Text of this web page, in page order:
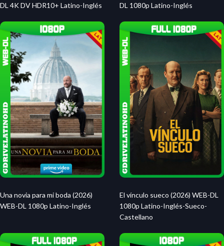
DL 4K DV HDR10+ Latino-Inglés
DL 1080p Latino-Inglés
Una novia para mi boda (2026)
WEB-DL 1080p Latino-Inglés
El vínculo sueco (2026) WEB-DL
1080p Latino-Inglés-Sueco-
Castellano